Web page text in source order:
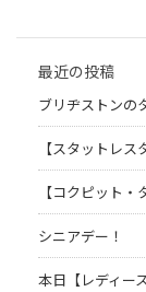
最近の投稿
ブリヂストンの
【スタットレ
【コクピット
シニアデー！
本日【レディー